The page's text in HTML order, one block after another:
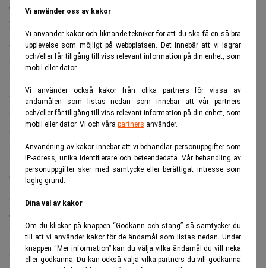
Vi använder oss av kakor
Vi använder kakor och liknande tekniker för att du ska få en så bra
upplevelse som möjligt på webbplatsen. Det innebär att vi lagrar
och/eller får tillgång till viss relevant information på din enhet, som
mobil eller dator.
Vi använder också kakor från olika partners för vissa av
ändamålen som listas nedan som innebär att vår partners
och/eller får tillgång till viss relevant information på din enhet, som
mobil eller dator. Vi och våra partners använder.
Användning av kakor innebär att vi behandlar personuppgifter som
IP-adress, unika identifierare och beteendedata. Vår behandling av
personuppgifter sker med samtycke eller berättigat intresse som
laglig grund.
Dina val av kakor
Om du klickar på knappen “Godkänn och stäng” så samtycker du
till att vi använder kakor för de ändamål som listas nedan. Under
knappen “Mer information” kan du välja vilka ändamål du vill neka
eller godkänna. Du kan också välja vilka partners du vill godkänna
Cevians ägande uppgår nu till cirka 5,6 procent av
kapitalet, motsvarande omkring 3,2 procent av rösterna.
Läs också: Christer Gardells hårda dom när paniken
sprider sig: ”Övervärderade” DagensPS
ägare, och sett till röster den fjärde största. Cevian uppger
samtidigt att man avser att tacka ja till en inbjudan att ingå
i Essitys valberedning.
Christer Gardell framhåller att engagemanget är
långsiktigt förankrat.
”Cevian har följt Essity i över 30 år. Jag har själv suttit i
SCA:s styrelse och Essity/SCA har varit på Cevians radar i
decennier. Vi ser stor värdepotential i Essity och stödjer
bolagets strategi, inklusive den pågående översynen av
pappersverksamheten”, säger Gardell i enkommentar.